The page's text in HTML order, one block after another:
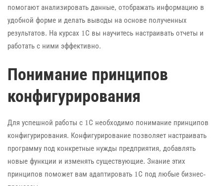
помогают анализировать данные, отображать информацию в
удобной форме и делать выводы на основе полученных
результатов. На курсах 1С вы научитесь настраивать отчеты и
работать с ними эффективно.
Понимание принципов
конфигурирования
Для успешной работы с 1С необходимо понимание принципов
конфигурирования. Конфигурирование позволяет настраивать
программу под конкретные нужды предприятия, добавлять
новые функции и изменять существующие. Знание этих
принципов поможет вам адаптировать 1С под любые бизнес-